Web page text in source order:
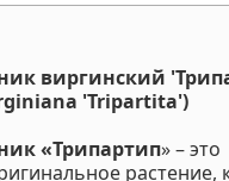
виргинский
'Tripartita')
«Трипартип» – это
растение,